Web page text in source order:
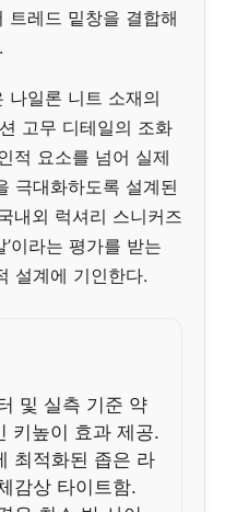
트레드 밑창을 결합해
나일론 니트 소재의
고무 디테일의 조화
적 요소를 넘어 실제
극대화하도록 설계된
내외 럭셔리 스니커즈
이라는 평가를 받는
설계에 기인한다.
및 실측 기준 약
키높이 효과 제공.
최적화된 좁은 라
감상 타이트함.